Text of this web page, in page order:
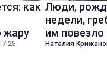
как
жару
Люди,
недели,
им повезло
Наталия